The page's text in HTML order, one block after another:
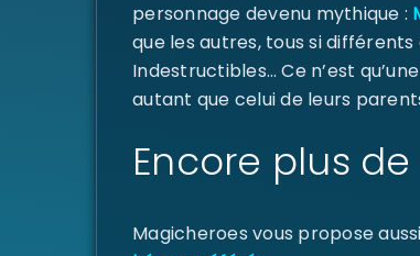
personnage devenu mythique :
que les autres, tous si
Indestructibles… Ce n’est
autant que celui de leurs
Encore plus
Magicheroes vous propose